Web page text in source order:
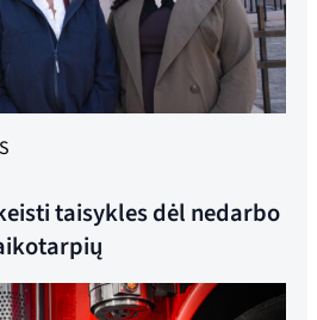
su 18 savaičių karantino laiku.
Linda Jæger, federacijos
Rameen Sheikh-Saastad.
Jakobsen
taisykles dėl nedarbo